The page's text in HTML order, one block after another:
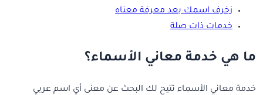
زخرف اسمك بعد معرفة معناه
خدمات ذات صلة
ما هي خدمة معاني الأسماء؟
خدمة معاني الأسماء تتيح لك البحث عن معنى أي اسم عربي